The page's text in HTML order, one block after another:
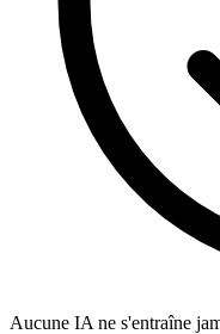
Aucune IA ne s'entraîne